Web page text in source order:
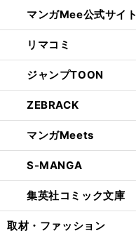
マンガMee公式サイト
リマコミ
ジャンプTOON
ZEBRACK
マンガMeets
S-MANGA
集英社コミック文庫
取材・ファッション